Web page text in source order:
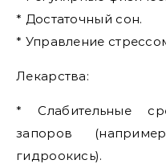
* Достаточный сон.
* Управление
Лекарства:
* Слабительные
запоров
гидроокись).